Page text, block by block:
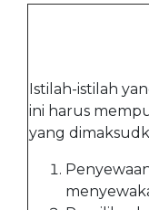
Istilah-istilah
ini harus
yang